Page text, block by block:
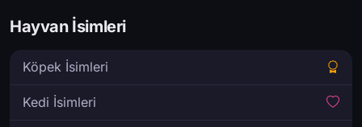
Hayvan İsimleri
Köpek İsimleri
Kedi İsimleri